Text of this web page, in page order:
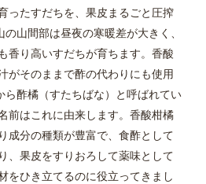
ったすだちを、果皮まるごと圧搾
山間部は昼夜の寒暖差が大きく、
香り高いすだちが育ちます。香酸
がそのままで酢の代わりにも使用
ら酢橘（すたちばな）と呼ばれてい
前はこれに由来します。香酸柑橘
成分の種類が豊富で、食酢として
、果皮をすりおろして薬味として
をひき立てるのに役立ってきまし